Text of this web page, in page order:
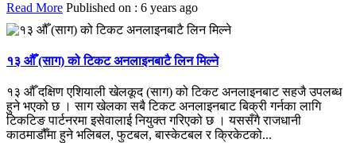
Read More Published on : 6 years ago
१३ औँ (साग) को टिकट अनलाइनबाटै लिन मिल्ने
१३ औँ दक्षिण एशियाली खेलकूद (साग) को टिकट अनलाइनबाट सहजै उपलब्ध
हुने भएको छ । साग खेलका सबै टिकट अनलाइनबाट बिक्री गर्नका लागि
टिकटिङ पार्टनरमा इसेवालाई नियुक्त गरिएको छ । यससँगै राजधानी
काठमाडौँमा हुने भलिबल, फुटबल, बास्केटबल र क्रिकेटको...